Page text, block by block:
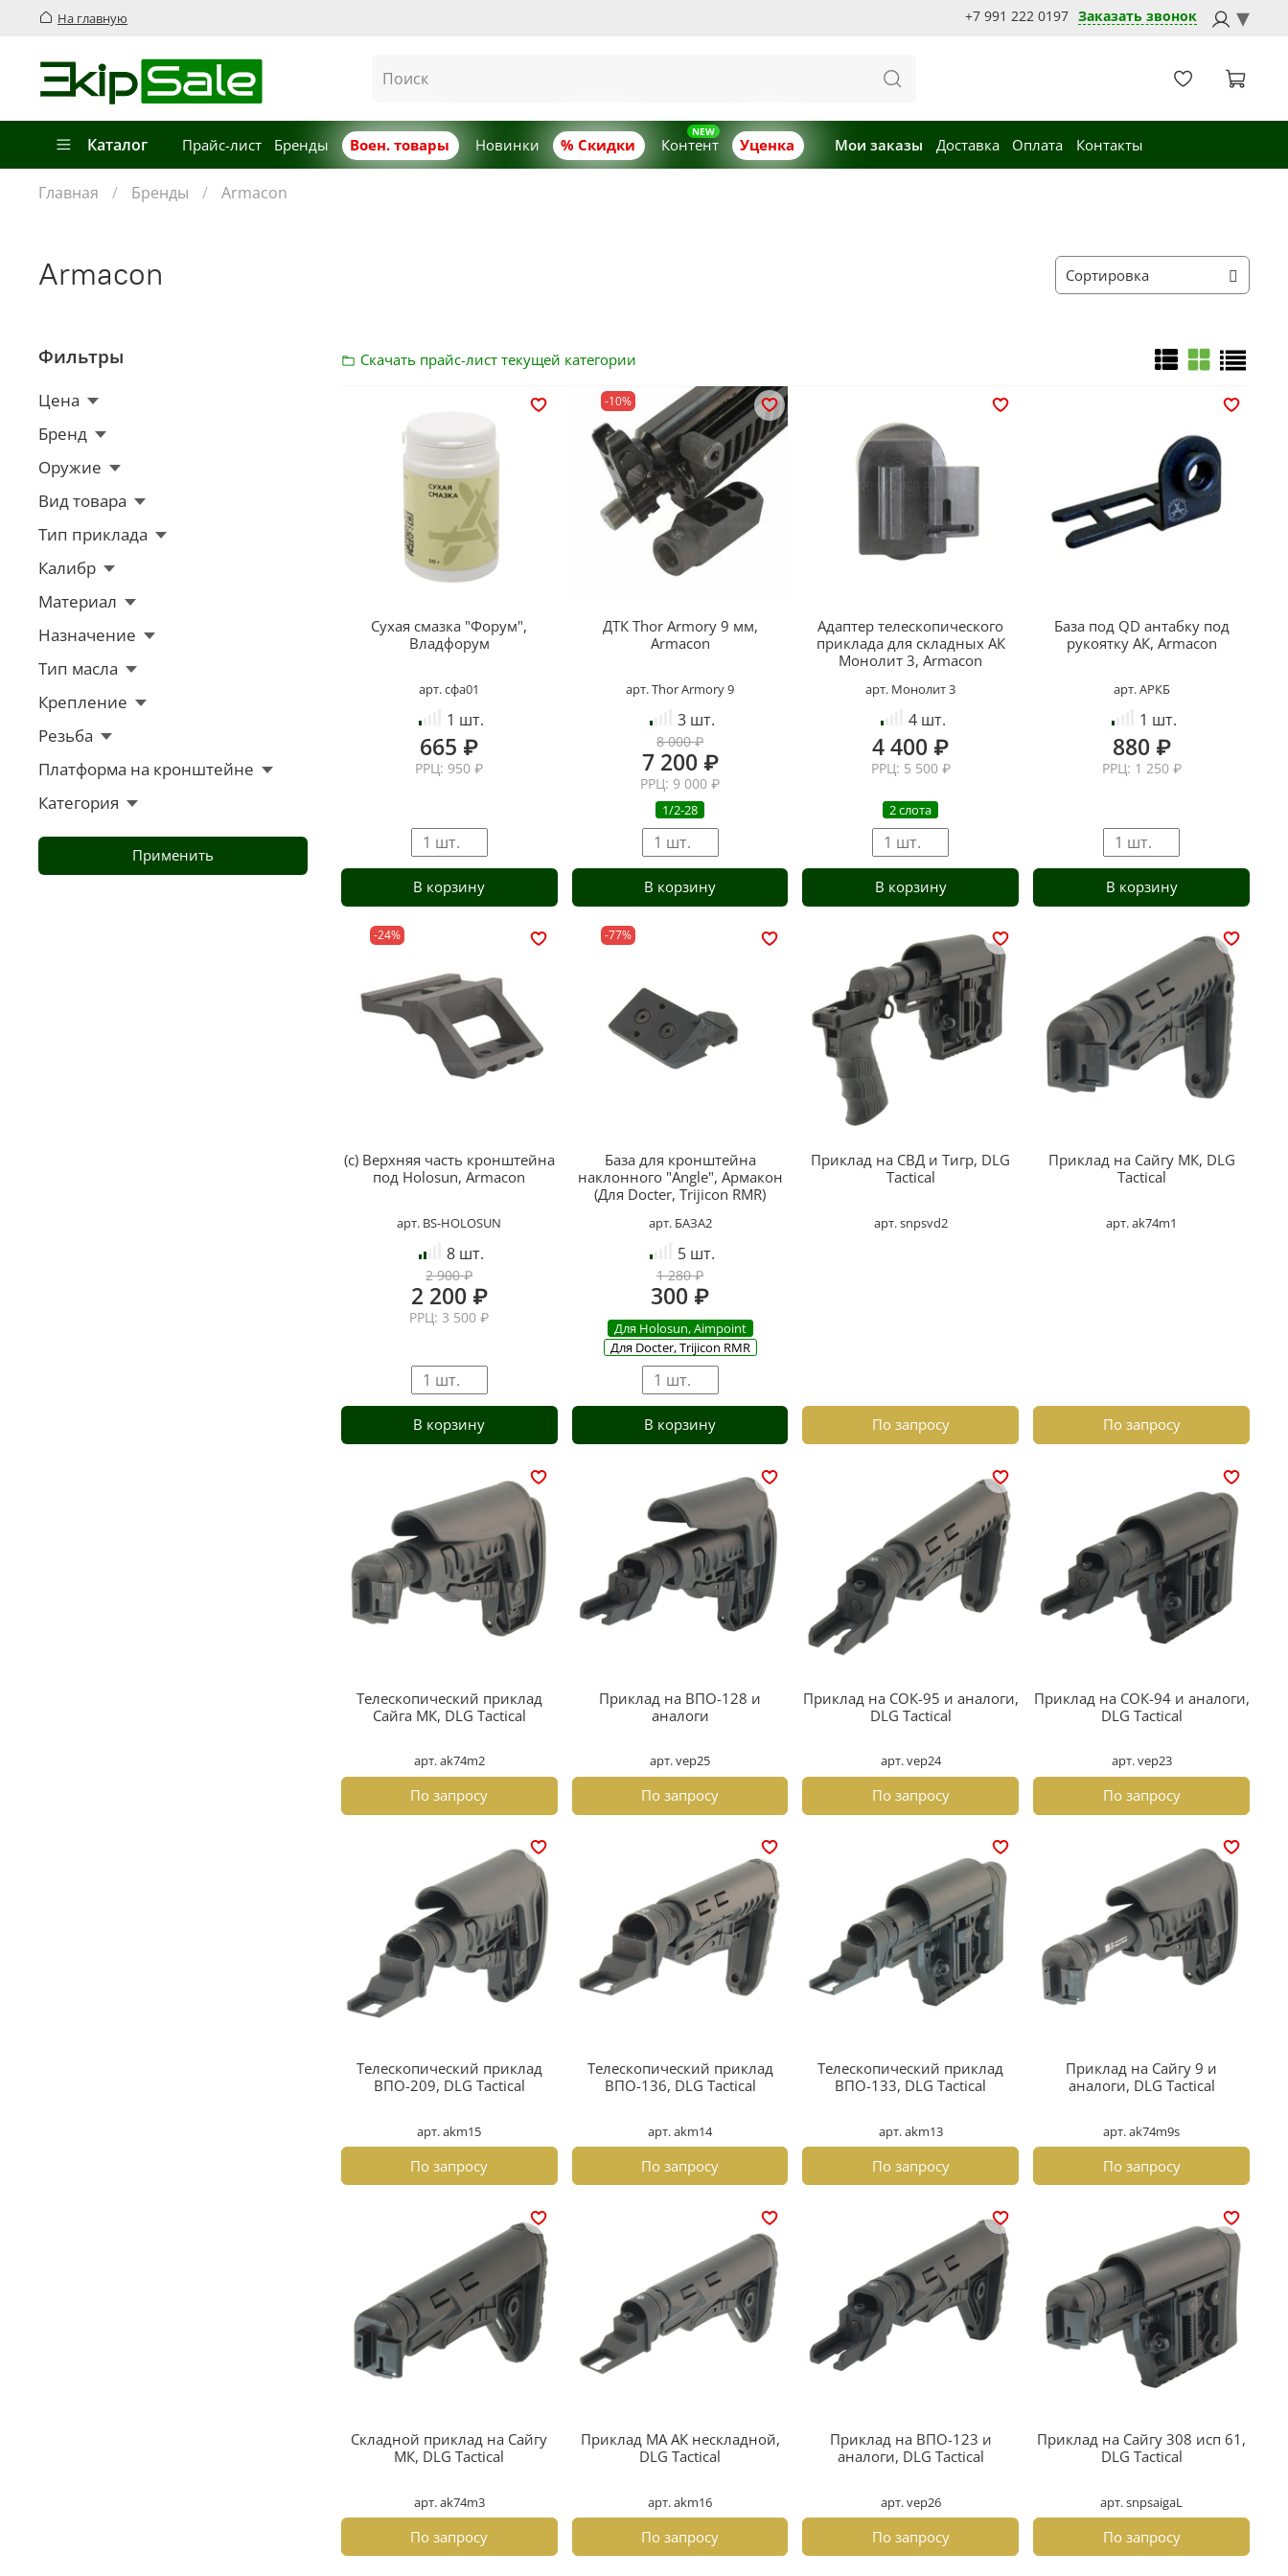
+7 991 222 0197 Заказать звонок
На главную
Каталог Прайс-лист Бренды Воен. товары Новинки % Скидки Контент Уценка Мои заказы Доставка Оплата Контакты
Главная Бренды Armacon
Armacon
Скачать прайс-лист текущей категории
Сухая смазка "Форум",
Владфорум
арт. сфа01
1 шт.
665 ₽
РРЦ: 950 ₽
В корзину
-10%
ДТК Thor Armory 9 мм,
Armacon
арт. Thor Armory 9
3 шт.
8 000 ₽
7 200 ₽
РРЦ: 9 000 ₽
1/2-28
В корзину
Адаптер телескопического
приклада для складных АК
Монолит 3, Armacon
арт. Монолит 3
4 шт.
4 400 ₽
РРЦ: 5 500 ₽
2 слота
В корзину
База под QD антабку под
рукоятку АК, Armacon
арт. АРКБ
1 шт.
880 ₽
РРЦ: 1 250 ₽
В корзину
-24%
(с) Верхняя часть кронштейна
под Holosun, Armacon
арт. BS-HOLOSUN
8 шт.
2 900 ₽
2 200 ₽
РРЦ: 3 500 ₽
В корзину
-77%
База для кронштейна
наклонного "Angle", Армакон
(Для Docter, Trijicon RMR)
арт. БАЗА2
5 шт.
1 280 ₽
300 ₽
Для Holosun, Aimpoint
Для Docter, Trijicon RMR
В корзину
Приклад на СВД и Тигр, DLG
Tactical
арт. snpsvd2
По запросу
Приклад на Сайгу МК, DLG
Tactical
арт. ak74m1
По запросу
Телескопический приклад
Сайга МК, DLG Tactical
арт. ak74m2
По запросу
Приклад на ВПО-128 и
аналоги
арт. vep25
По запросу
Приклад на СОК-95 и аналоги,
DLG Tactical
арт. vep24
По запросу
Приклад на СОК-94 и аналоги,
DLG Tactical
арт. vep23
По запросу
Телескопический приклад
ВПО-209, DLG Tactical
арт. akm15
По запросу
Телескопический приклад
ВПО-136, DLG Tactical
арт. akm14
По запросу
Телескопический приклад
ВПО-133, DLG Tactical
арт. akm13
По запросу
Приклад на Сайгу 9 и
аналоги, DLG Tactical
арт. ak74m9s
По запросу
Складной приклад на Сайгу
МК, DLG Tactical
арт. ak74m3
По запросу
Приклад МА АК нескладной,
DLG Tactical
арт. akm16
По запросу
Приклад на ВПО-123 и
аналоги, DLG Tactical
арт. vep26
По запросу
Приклад на Сайгу 308 исп 61,
DLG Tactical
арт. snpsaigaL
По запросу
Фильтры
Цена
Бренд
Оружие
Вид товара
Тип приклада
Калибр
Материал
Назначение
Тип масла
Крепление
Резьба
Платформа на кронштейне
Категория
Применить